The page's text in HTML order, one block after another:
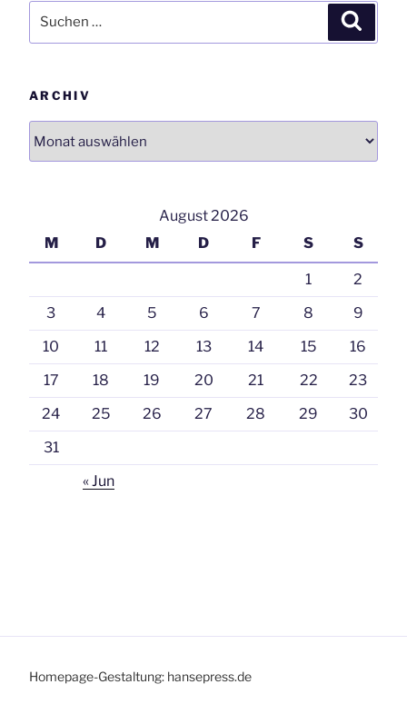
nach:
ARCHIV
August 2026
M
D M D F S S
1
2
3
4 5 6 7 8
9
10
11 12 13 14 15
16
17
18 19 20 21 22
23
24
25 26 27 28 29
30
31
« Jun
Homepage-Gestaltung: hansepress.de